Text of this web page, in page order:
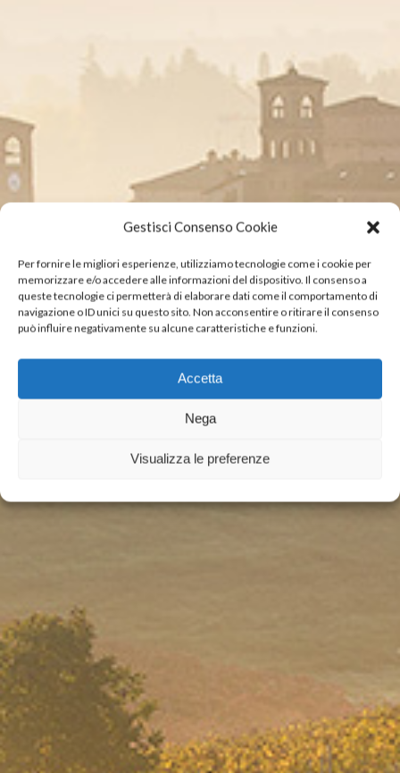
Gestisci Consenso Cookie
Per fornire le migliori esperienze, utilizziamo tecnologie come i cookie per
memorizzare e/o accedere alle informazioni del dispositivo. Il consenso a
queste tecnologie ci permetterà di elaborare dati come il comportamento di
navigazione o ID unici su questo sito. Non acconsentire o ritirare il consenso
può influire negativamente su alcune caratteristiche e funzioni.
Accetta
Nega
Visualizza le preferenze
INALCA EN
ITALIE
La tradition millénaire
de l’agriculture